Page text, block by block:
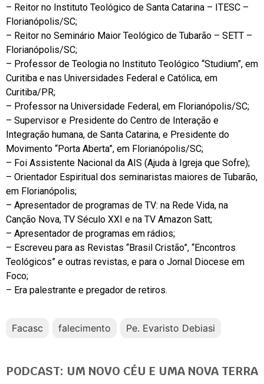
– Reitor no Instituto Teológico de Santa Catarina – ITESC –
Florianópolis/SC;
– Reitor no Seminário Maior Teológico de Tubarão – SETT –
Florianópolis/SC;
– Professor de Teologia no Instituto Teológico “Studium”, em
Curitiba e nas Universidades Federal e Católica, em
Curitiba/PR;
– Professor na Universidade Federal, em Florianópolis/SC;
– Supervisor e Presidente do Centro de Interação e
Integração humana, de Santa Catarina, e Presidente do
Movimento “Porta Aberta”, em Florianópolis/SC;
– Foi Assistente Nacional da AIS (Ajuda à Igreja que Sofre);
– Orientador Espiritual dos seminaristas maiores de Tubarão,
em Florianópolis;
– Apresentador de programas de TV: na Rede Vida, na
Canção Nova, TV Século XXI e na TV Amazon Satt;
– Apresentador de programas em rádios;
– Escreveu para as Revistas “Brasil Cristão”, “Encontros
Teológicos” e outras revistas, e para o Jornal Diocese em
Foco;
– Era palestrante e pregador de retiros.
Facasc falecimento Pe. Evaristo Debiasi
PODCAST: UM NOVO CÉU E UMA NOVA TERRA